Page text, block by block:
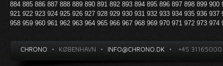
884 885 886 887 888 889 890 891 892 893 894 895 896 897 898 899 900
921 922 923 924 925 926 927 928 929 930 931 932 933 934 935 936 937
958 959 960 961 962 963 964 965 966 967 968 969 970 971 972 973 974
CHRONO • KØBENHAVN • INFO@CHRONO.DK • +45 31165000